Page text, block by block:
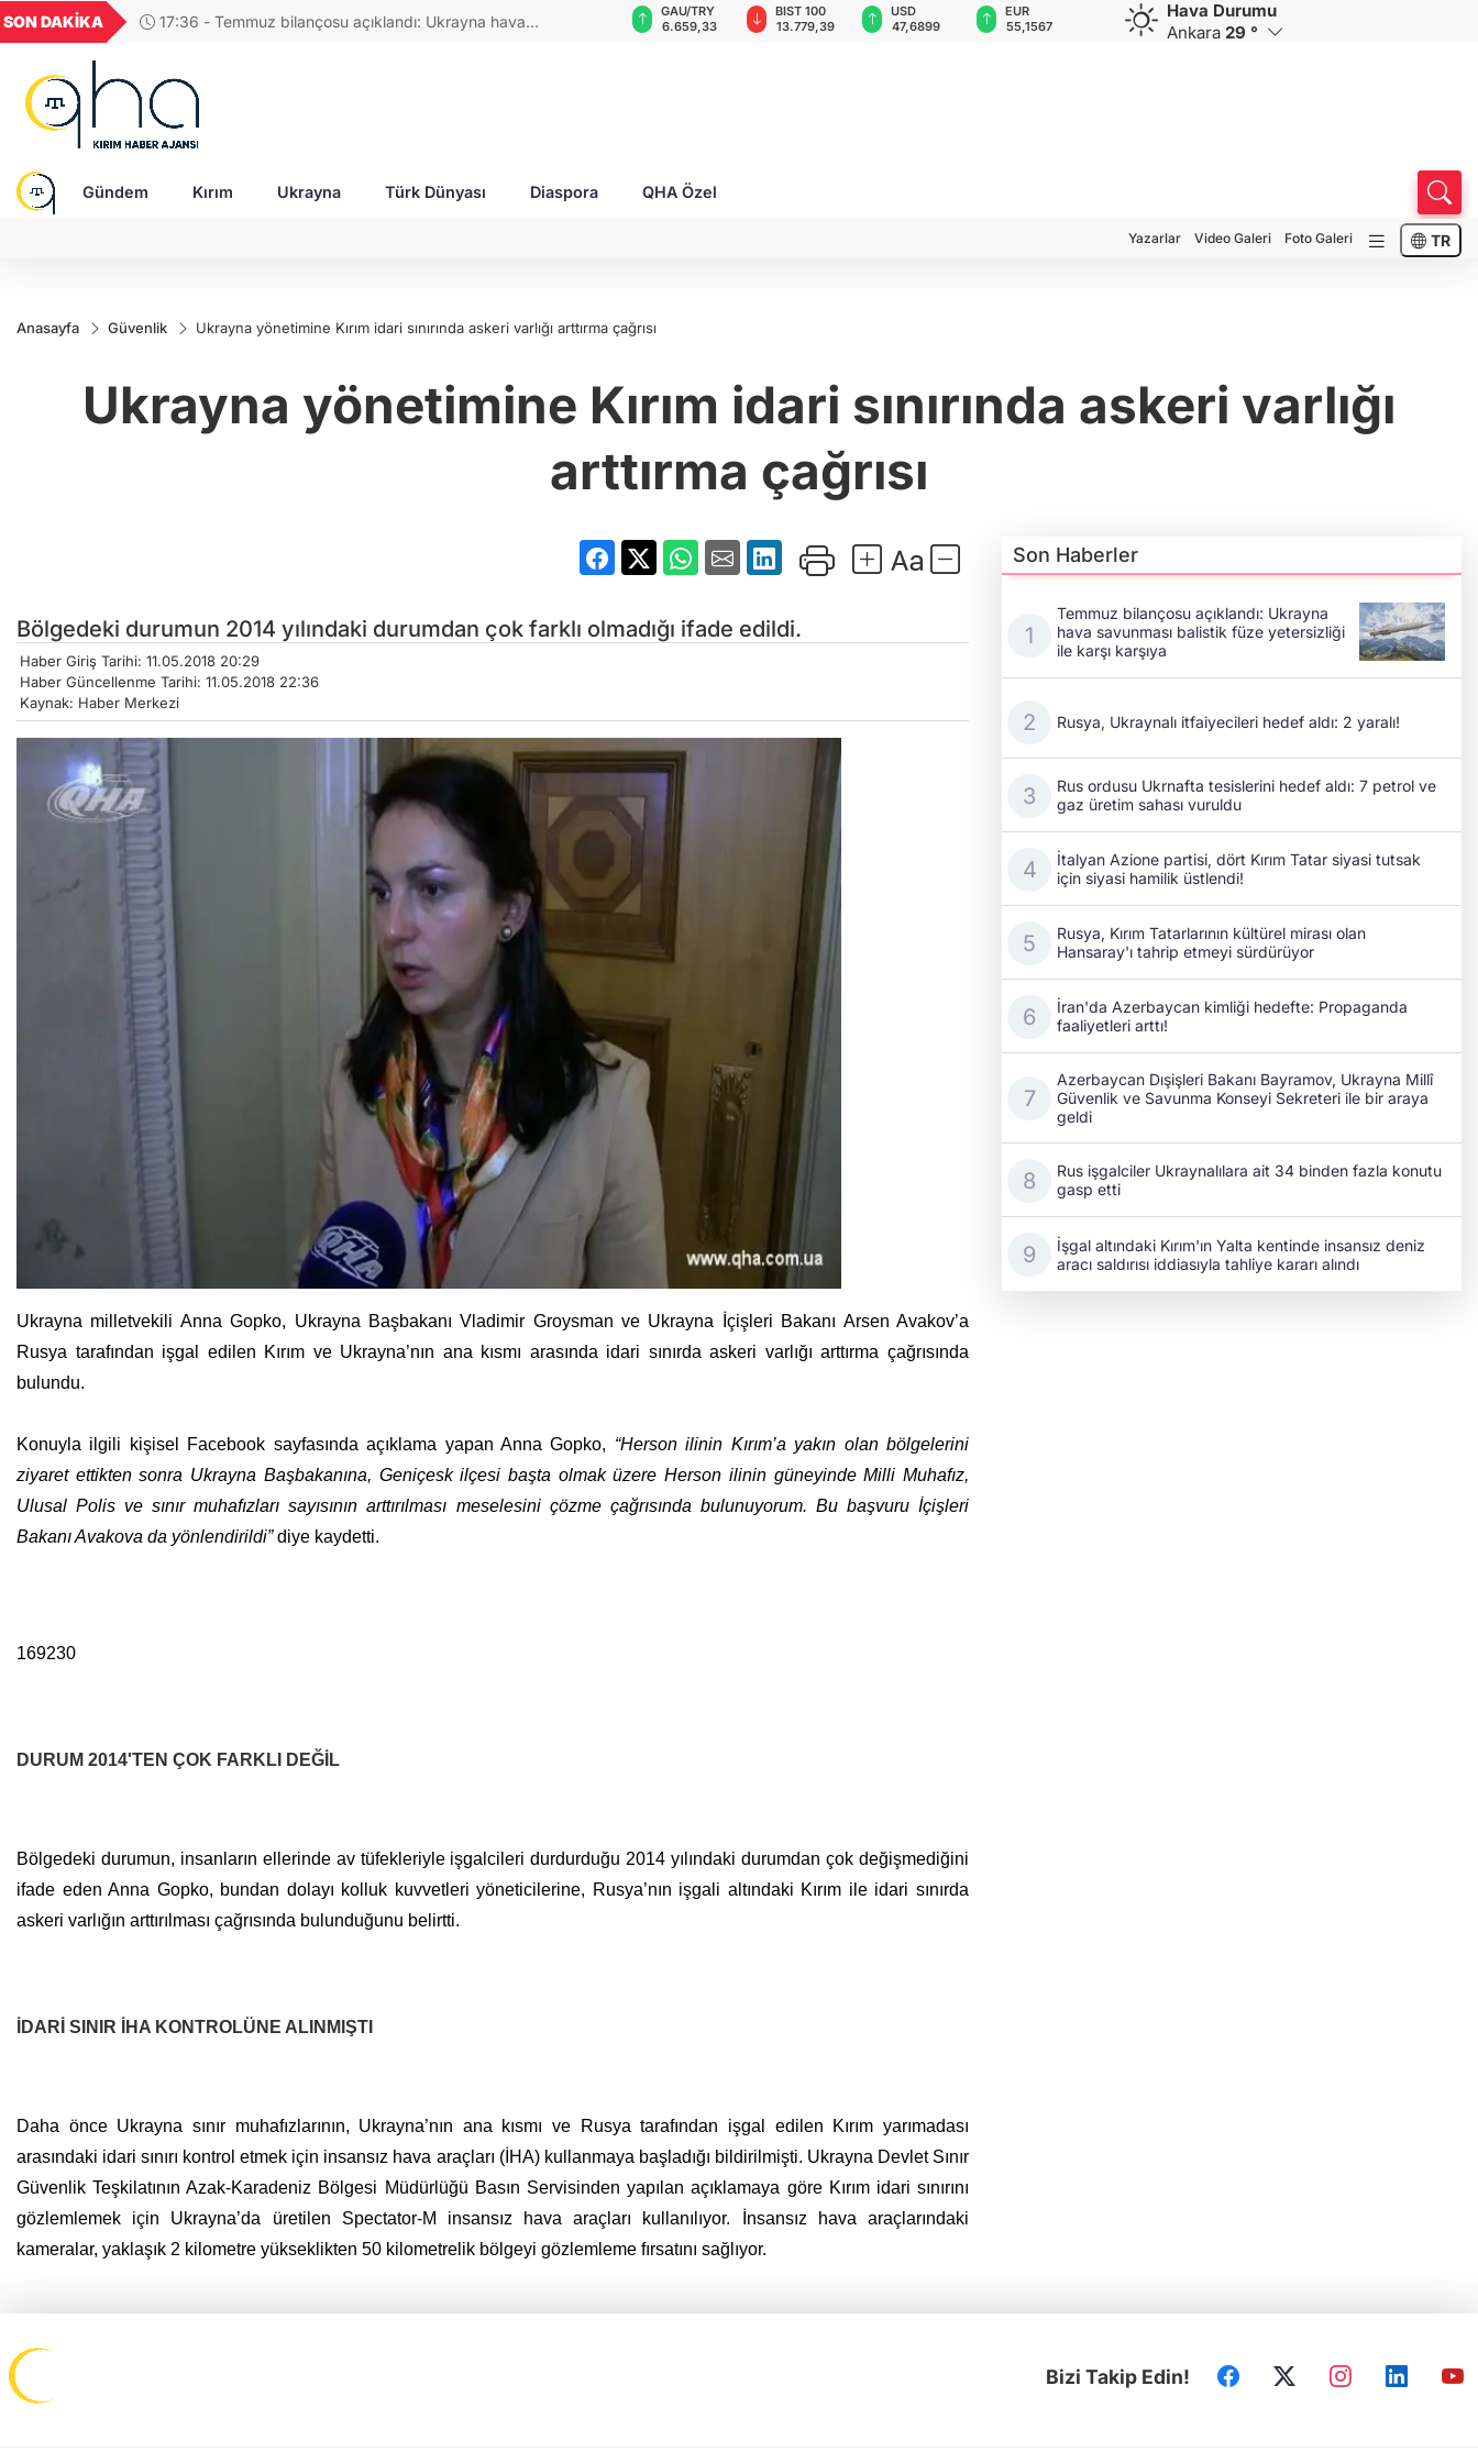
SON DAKİKA 17:48 - Rusya, Ukraynalı itfaiyecileri hedef aldı: 2 yaralı!
1,1851
18,2720
16,3827
27,9743
0,0018
GAU/TRY
6.659,33
BIST 100
13.779,39
USD
47,6899
55,1567
64,3833
CHF
59,0295
CAD
34,1986
Hava Durumu
Ankara 29 °
Gündem Kırım Ukrayna Türk Dünyası Diaspora QHA Özel
Yazarlar Video Galeri Foto Galeri TR
Anasayfa Güvenlik Ukrayna yönetimine Kırım idari sınırında askeri varlığı arttırma çağrısı
Ukrayna yönetimine Kırım idari sınırında askeri varlığı
arttırma çağrısı
Bölgedeki durumun 2014 yılındaki durumdan çok farklı olmadığı ifade edildi.
Haber Giriş Tarihi: 11.05.2018 20:29
Haber Güncellenme Tarihi: 11.05.2018 22:36
Kaynak: Haber Merkezi
Ukrayna milletvekili Anna Gopko, Ukrayna Başbakanı Vladimir Groysman ve Ukrayna İçişleri Bakanı Arsen Avakov’a
Rusya tarafından işgal edilen Kırım ve Ukrayna’nın ana kısmı arasında idari sınırda askeri varlığı arttırma çağrısında
bulundu.
Konuyla ilgili kişisel Facebook sayfasında açıklama yapan Anna Gopko, “Herson ilinin Kırım’a yakın olan bölgelerini
ziyaret ettikten sonra Ukrayna Başbakanına, Geniçesk ilçesi başta olmak üzere Herson ilinin güneyinde Milli Muhafız,
Ulusal Polis ve sınır muhafızları sayısının arttırılması meselesini çözme çağrısında bulunuyorum. Bu başvuru İçişleri
Bakanı Avakova da yönlendirildi”diye kaydetti.
169230
DURUM 2014'TEN ÇOK FARKLI DEĞİL
Bölgedeki durumun, insanların ellerinde av tüfekleriyle işgalcileri durdurduğu 2014 yılındaki durumdan çok değişmediğini
ifade eden Anna Gopko, bundan dolayı kolluk kuvvetleri yöneticilerine, Rusya’nın işgali altındaki Kırım ile idari sınırda
askeri varlığın arttırılması çağrısında bulunduğunu belirtti.
İDARİ SINIR İHA KONTROLÜNE ALINMIŞTI
Daha önce Ukrayna sınır muhafızlarının, Ukrayna’nın ana kısmı ve Rusya tarafından işgal edilen Kırım yarımadası
arasındaki idari sınırı kontrol etmek için insansız hava araçları (İHA) kullanmaya başladığı bildirilmişti. Ukrayna Devlet Sınır
Güvenlik Teşkilatının Azak-Karadeniz Bölgesi Müdürlüğü Basın Servisinden yapılan açıklamaya göre Kırım idari sınırını
gözlemlemek için Ukrayna’da üretilen Spectator-M insansız hava araçları kullanılıyor. İnsansız hava araçlarındaki
kameralar, yaklaşık 2 kilometre yükseklikten 50 kilometrelik bölgeyi gözlemleme fırsatını sağlıyor.
Son Haberler
Temmuz bilançosu açıklandı: Ukrayna
hava savunması balistik füze yetersizliği
ile karşı karşıya
Rusya, Ukraynalı itfaiyecileri hedef aldı: 2 yaralı!
Rus ordusu Ukrnafta tesislerini hedef aldı: 7 petrol ve
gaz üretim sahası vuruldu
İtalyan Azione partisi, dört Kırım Tatar siyasi tutsak
için siyasi hamilik üstlendi!
Rusya, Kırım Tatarlarının kültürel mirası olan
Hansaray'ı tahrip etmeyi sürdürüyor
İran'da Azerbaycan kimliği hedefte: Propaganda
faaliyetleri arttı!
Azerbaycan Dışişleri Bakanı Bayramov, Ukrayna Millî
Güvenlik ve Savunma Konseyi Sekreteri ile bir araya
geldi
Rus işgalciler Ukraynalılara ait 34 binden fazla konutu
gasp etti
İşgal altındaki Kırım'ın Yalta kentinde insansız deniz
aracı saldırısı iddiasıyla tahliye kararı alındı
Bizi Takip Edin!